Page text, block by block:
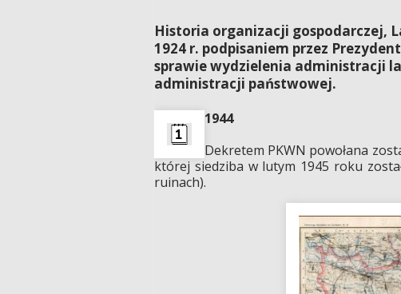
Historia organizacji gospodarczej,
1924 r. podpisaniem przez
sprawie wydzielenia administracji
administracji państwowej.
1944
Dekretem PKWN powołana
której siedziba w lutym 1945 roku
ruinach).